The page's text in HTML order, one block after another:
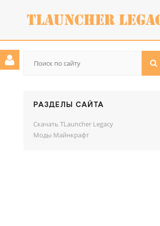
РАЗДЕЛЫ САЙТА
Скачать TLauncher Legacy
Моды Майнкрафт